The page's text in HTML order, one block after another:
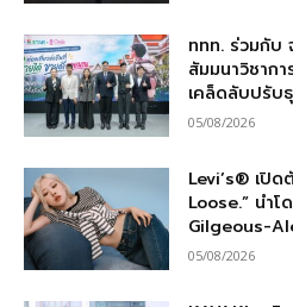
ททท. ร่วมกับ
สัมมนาวิชากา
เคล็ดลับปรับ
05/08/2026
Levi’s® เปิ
Loose.” นำโ
Gilgeous-
05/08/2026